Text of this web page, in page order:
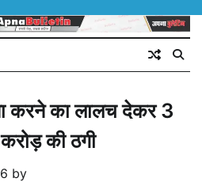
करने का लालच देकर 3
की ठगी
by